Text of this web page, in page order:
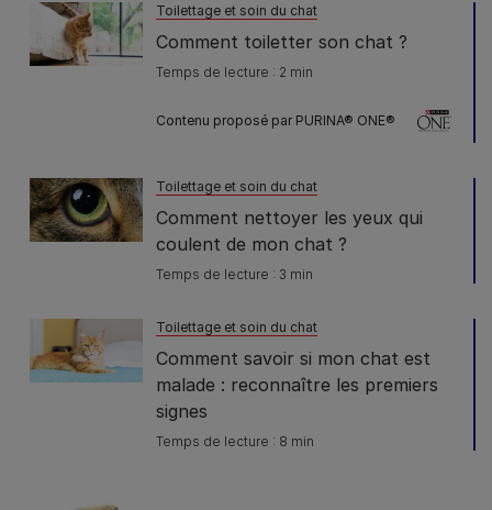
Toilettage et soin du chat
Comment toiletter son chat ?
Temps de lecture : 2 min
Contenu proposé par PURINA® ONE®
Toilettage et soin du chat
Comment nettoyer les yeux qui
coulent de mon chat ?
Temps de lecture : 3 min
Toilettage et soin du chat
Comment savoir si mon chat est
malade : reconnaître les premiers
signes
Temps de lecture : 8 min